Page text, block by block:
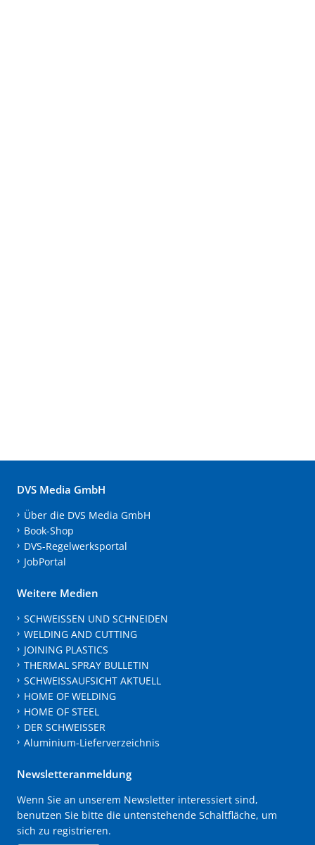
DVS Media GmbH
Über die DVS Media GmbH
Book-Shop
DVS-Regelwerksportal
JobPortal
Weitere Medien
SCHWEISSEN UND SCHNEIDEN
WELDING AND CUTTING
JOINING PLASTICS
THERMAL SPRAY BULLETIN
SCHWEISSAUFSICHT AKTUELL
HOME OF WELDING
HOME OF STEEL
DER SCHWEISSER
Aluminium-Lieferverzeichnis
Newsletteranmeldung
Wenn Sie an unserem Newsletter interessiert sind,
benutzen Sie bitte die untenstehende Schaltfläche, um
sich zu registrieren.